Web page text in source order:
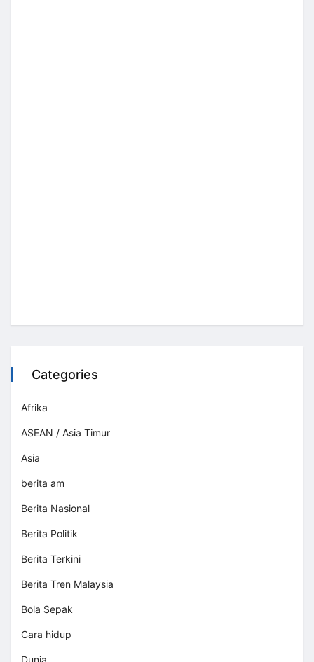
Categories
Afrika
ASEAN / Asia Timur
Asia
berita am
Berita Nasional
Berita Politik
Berita Terkini
Berita Tren Malaysia
Bola Sepak
Cara hidup
Dunia